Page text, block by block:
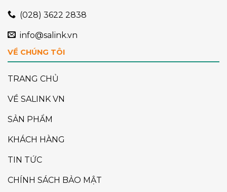
(028) 3622 2838
info@salink.vn
VỀ CHÚNG TÔI
TRANG CHỦ
VỀ SALINK VN
SẢN PHẨM
KHÁCH HÀNG
TIN TỨC
CHÍNH SÁCH BẢO MẬT